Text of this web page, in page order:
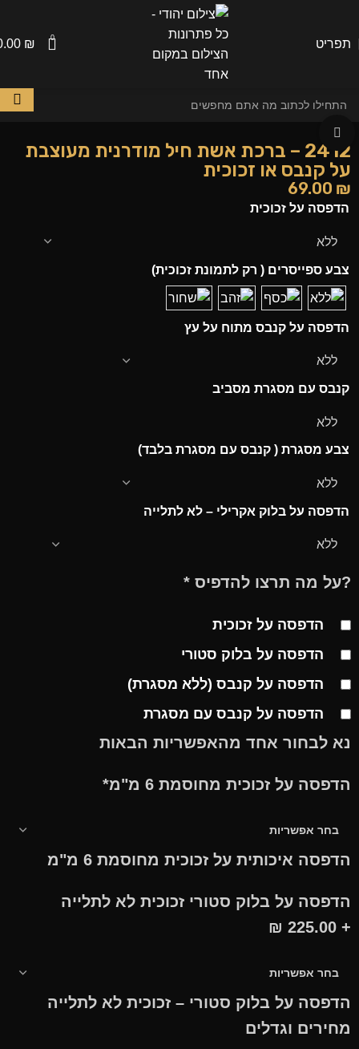
תפריט 0
₪
2412 – ברכת אשת חיל מודרנית מעוצבת
על קנבס או זכוכית
69.00 ₪
הדפסה על זכוכית
צבע ספייסרים ( רק לתמונת זכוכית)
הדפסה על קנבס מתוח על עץ
קנבס עם מסגרת מסביב
צבע מסגרת ( קנבס עם מסגרת בלבד)
הדפסה על בלוק אקרילי – לא לתלייה
?על מה תרצו להדפיס *
הדפסה על זכוכית
הדפסה על בלוק סטורי
הדפסה על קנבס (ללא מסגרת)
הדפסה על קנבס עם מסגרת
נא לבחור אחד מהאפשריות הבאות
הדפסה על זכוכית מחוסמת 6 מ"מ *
הדפסה איכותית על זכוכית מחוסמת 6 מ"מ
הדפסה על בלוק סטורי זכוכית לא לתלייה
+ 225.00
₪
הדפסה על בלוק סטורי – זכוכית לא לתלייה
מחירים וגדלים